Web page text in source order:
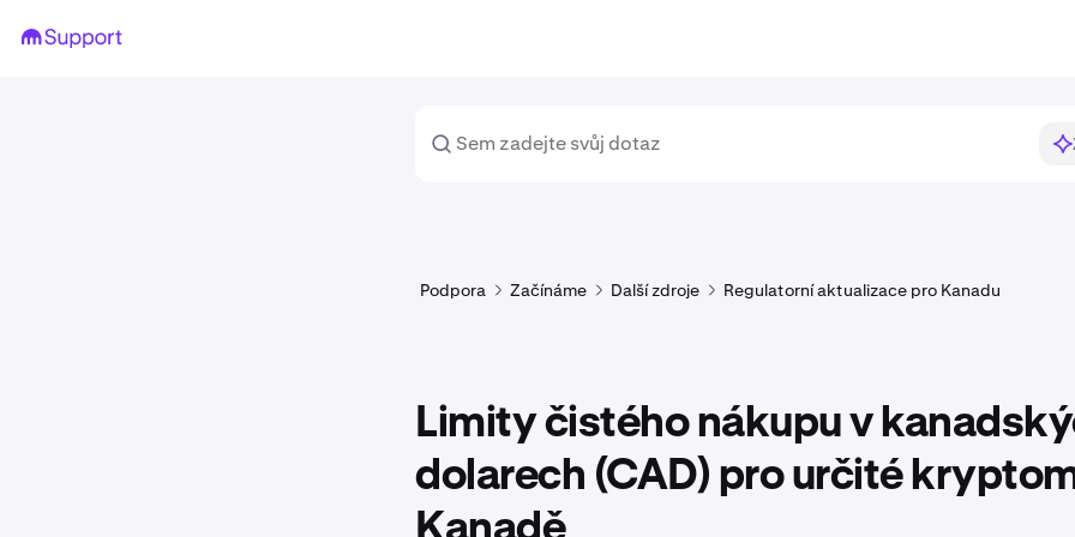
Podpora Začínáme Další zdroje Regulatorní aktualizace pro Kanadu
Limity čistého nákupu v
dolarech (CAD) pro určité